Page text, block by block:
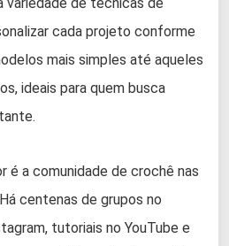
cada projeto conforme
mais simples até aqueles
ideais para quem busca
é a comunidade de crochê nas
centenas de grupos no
tutoriais no YouTube e